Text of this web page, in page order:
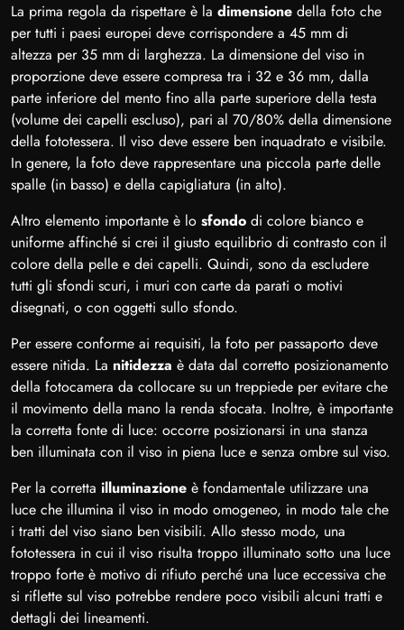
La prima regola da rispettare è la dimensione della foto che
per tutti i paesi europei deve corrispondere a 45 mm di
altezza per 35 mm di larghezza. La dimensione del viso in
proporzione deve essere compresa tra i 32 e 36 mm, dalla
parte inferiore del mento fino alla parte superiore della testa
(volume dei capelli escluso), pari al 70/80% della dimensione
della fototessera. Il viso deve essere ben inquadrato e visibile.
In genere, la foto deve rappresentare una piccola parte delle
spalle (in basso) e della capigliatura (in alto).
Altro elemento importante è lo sfondo di colore bianco e
uniforme affinché si crei il giusto equilibrio di contrasto con il
colore della pelle e dei capelli. Quindi, sono da escludere
tutti gli sfondi scuri, i muri con carte da parati o motivi
disegnati, o con oggetti sullo sfondo.
Per essere conforme ai requisiti, la foto per passaporto deve
essere nitida. La nitidezza è data dal corretto posizionamento
della fotocamera da collocare su un treppiede per evitare che
il movimento della mano la renda sfocata. Inoltre, è importante
la corretta fonte di luce: occorre posizionarsi in una stanza
ben illuminata con il viso in piena luce e senza ombre sul viso.
Per la corretta illuminazione è fondamentale utilizzare una
luce che illumina il viso in modo omogeneo, in modo tale che
i tratti del viso siano ben visibili. Allo stesso modo, una
fototessera in cui il viso risulta troppo illuminato sotto una luce
troppo forte è motivo di rifiuto perché una luce eccessiva che
si riflette sul viso potrebbe rendere poco visibili alcuni tratti e
dettagli dei lineamenti.